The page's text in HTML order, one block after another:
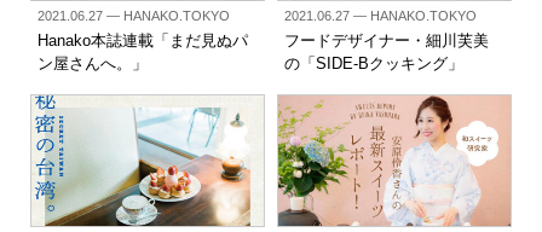
2021.06.27— HANAKO.TOKYO
Hanako本誌連載「まだ見ぬパ
ン屋さんへ。」
2021.06.27— HANAKO.TOKYO
フードデザイナー・細川芙美
の「SIDE-Bクッキング」